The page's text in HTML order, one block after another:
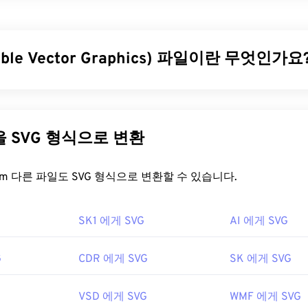
넷에서 흔히 입소문을 타고 퍼지는 밈(meme)과 같은 애니메이
.
우저가 GIF를 지원하므로 PNG와 같은 다른 이미지 형식에 비
는 iPhone과 iPad를 포함한 Apple 모바일 기기에서 열리기 때
Adobe Photoshop과 같은 애플리케이션을 사용하세
에서는
Adobe Illustrator를 포함한 Adobe 이미지 뷰어 및
Vector Graphics) 파일이란 무엇인가요
파일의 주요 장점은 이름에서 알 수 있듯이 확장성입니다. 이
이 크기를 조정할 수 있습니다. 또한 SVG는 이미지 형식이 아니
어떻게 여나요?
파일이므로
Windows 메모장이나 macOS용 Brackets 과 같은
다른 파일을 SVG 형식으로 변환
FreeConvert.com 다른 파일도 SVG 형식으로 변환할 수 있습니다.
SK1 에게 SVG AI 에게 SVG
CDR 에게 SVG SK 에게 SVG
VSD 에게 SVG WMF 에게 SVG